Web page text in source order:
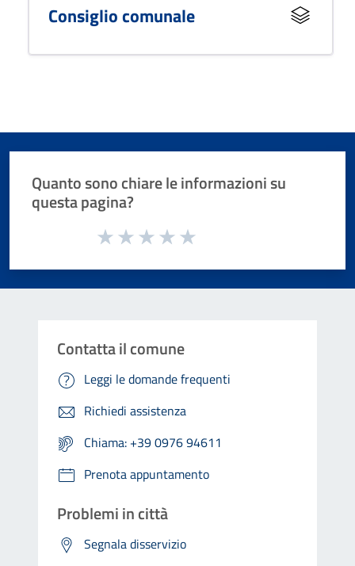
Consiglio comunale
Quanto sono chiare le informazioni su
questa pagina?
Valuta da 1 a 5 stelle la pagina
Contatta il comune
Leggi le domande frequenti
Richiedi assistenza
Chiama: +39 0976 94611
Prenota appuntamento
Problemi in città
Segnala disservizio